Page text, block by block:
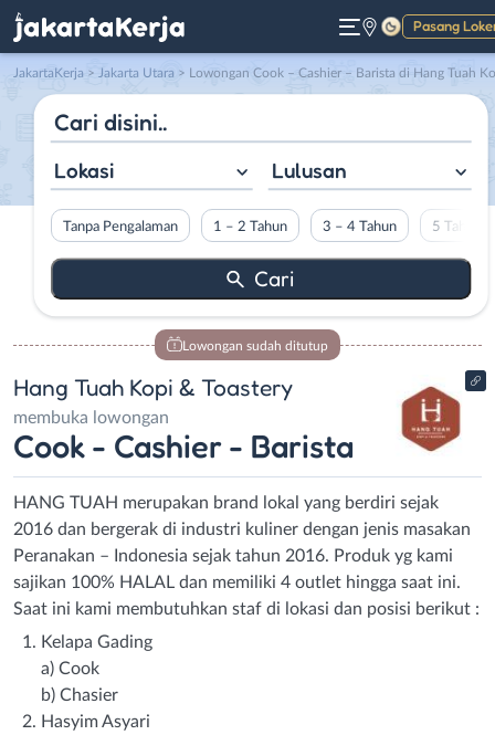
Pasang
Gelap
JakartaKerja > Jakarta Utara > Lowongan Cook – Cashier – Barista di Hang Tuah Kopi & Toastery
Lokasi Lulusan
Tanpa Pengalaman 1 – 2 Tahun 3 – 4 Tahun 5 Tahun
Lowongan sudah ditutup
Hang Tuah Kopi & Toastery
membuka lowongan
Cook - Cashier - Barista
HANG TUAH merupakan brand lokal yang berdiri sejak
2016 dan bergerak di industri kuliner dengan jenis masakan
Peranakan – Indonesia sejak tahun 2016. Produk yg kami
sajikan 100% HALAL dan memiliki 4 outlet hingga saat ini.
Saat ini kami membutuhkan staf di lokasi dan posisi berikut :
Kelapa Gading
a) Cook
b) Chasier
Hasyim Asyari